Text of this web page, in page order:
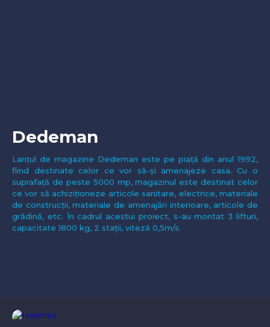
Dedeman
Lanțul de magazine Dedeman este pe piață din anul 1992,
fiind destinate celor ce vor să-și amenajeze casa. Cu o
suprafață de peste 5000 mp, magazinul este destinat celor
ce vor să achiziționeze articole sanitare, electrice, materiale
de construcții, materiale de amenajări interioare, articole de
grădină, etc. În cadrul acestui proiect, s-au montat 3 lifturi,
capacitate 1800 kg, 2 stații, viteză 0,5m/s.